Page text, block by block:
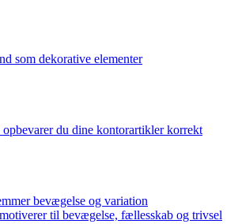
som dekorative elementer
du dine kontorartikler korrekt
bevægelse og variation
til bevægelse, fællesskab og trivsel